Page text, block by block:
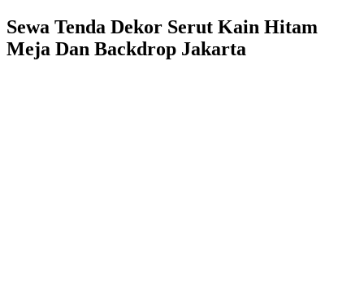
Sewa Tenda Dekor Serut Kain Hitam
Meja Dan Backdrop Jakarta